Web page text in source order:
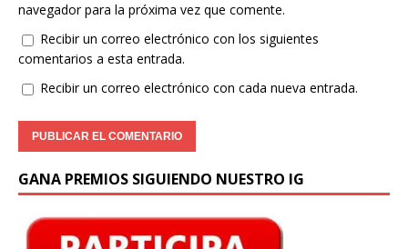
navegador para la próxima vez que comente.
Recibir un correo electrónico con los siguientes
comentarios a esta entrada.
Recibir un correo electrónico con cada nueva entrada.
GANA PREMIOS SIGUIENDO NUESTRO IG